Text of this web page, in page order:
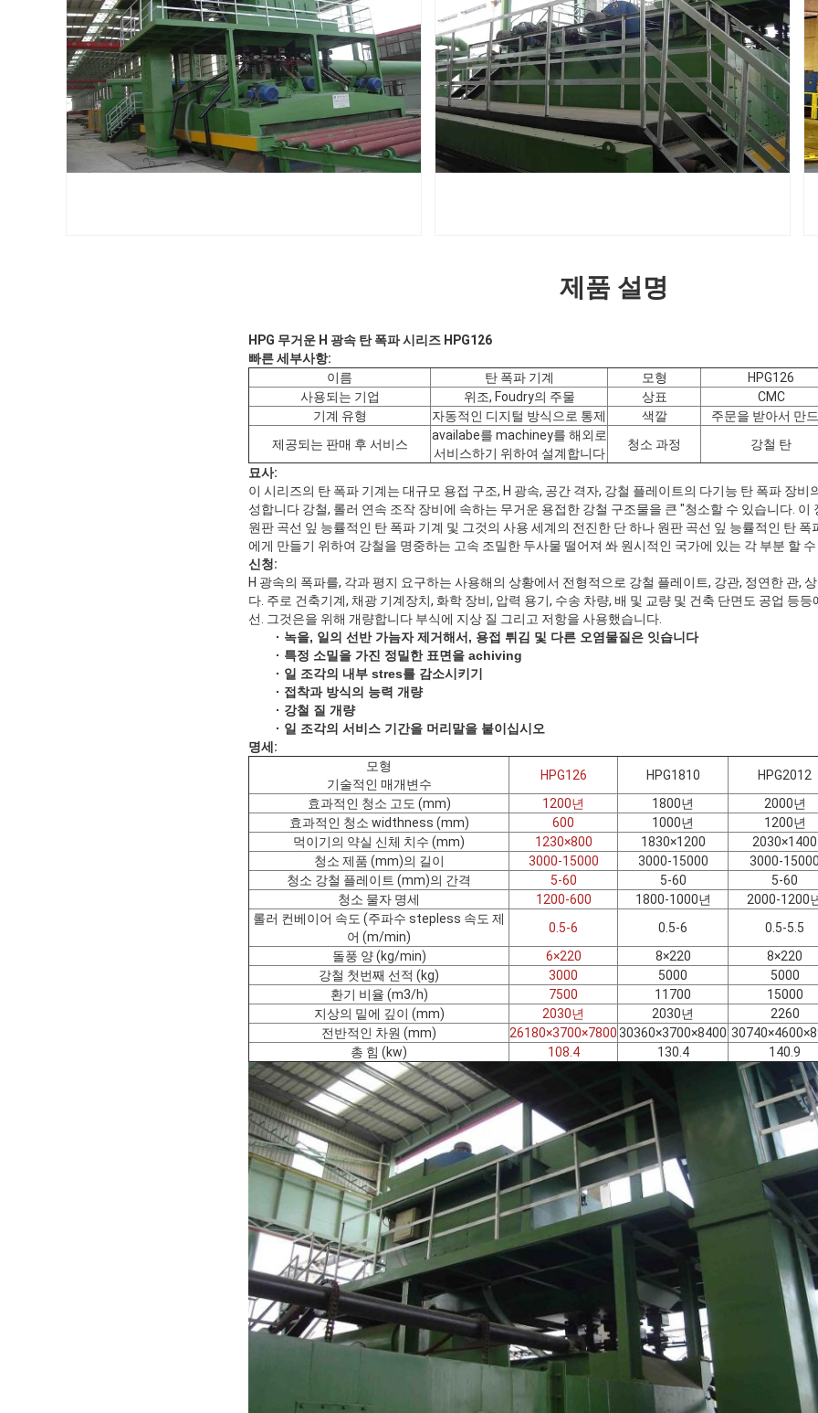
제품 설명
HPG 무거운 H 광속 탄 폭파 시리즈 HPG126
빠른 세부사항:
이름
탄 폭파 기계 모형
HPG126
사용되는 기업
위조, Foudry의 주물 상표
CMC
기계 유형
자동적인 디지털 방식으로 통제 색깔
주문을 받아서 만
제공되는 판매 후 서비스
availabe를 machiney를 해외로
서비스하기 위하여 설계합니다
청소 과정
강철 탄
묘사:
이 시리즈의 탄 폭파 기계는 대규모 용접 구조, H 광속, 공간 격자, 강철 플레이트의 다기능 탄 폭파 장비
성합니다 강철, 롤러 연속 조작 장비에 속하는 무거운 용접한 강철 구조물을 큰 "청소할 수 있습니다. 이
원판 곡선 잎 능률적인 탄 폭파 기계 및 그것의 사용 세계의 전진한 단 하나 원판 곡선 잎 능률적인 탄
에게 만들기 위하여 강철을 명중하는 고속 조밀한 두사물 떨어져 쏴 원시적인 국가에 있는 각 부분 할
신청:
H 광속의 폭파를, 각과 평지 요구하는 사용해의 상황에서 전형적으로 강철 플레이트, 강관, 정연한 관,
다. 주로 건축기계, 채광 기계장치, 화학 장비, 압력 용기, 수송 차량, 배 및 교량 및 건축 단면도 공업 등
선. 그것은을 위해 개량합니다 부식에 지상 질 그리고 저항을 사용했습니다.
· 녹을, 일의 선반 가늠자 제거해서, 용접 튀김 및 다른 오염물질은 잇습니다
· 특정 소밀을 가진 정밀한 표면을 achiving
· 일 조각의 내부 stres를 감소시키기
· 접착과 방식의 능력 개량
· 강철 질 개량
· 일 조각의 서비스 기간을 머리말을 붙이십시오
명세:
모형
기술적인 매개변수
HPG126 HPG1810
HPG2012
효과적인 청소 고도 (mm)
1200년 1800년
2000년
효과적인 청소 widthness (mm)
600 1000년
1200년
먹이기의 약실 신체 치수 (mm)
1230×800 1830×1200
2030×1400
청소 제품 (mm)의 길이
3000-15000 3000-15000
3000-
청소 강철 플레이트 (mm)의 간격
5-60 5-60
5-60
청소 물자 명세
1200-600 1800-1000년
2000-1200
롤러 컨베이어 속도 (주파수 stepless 속도 제
어 (m/min)
0.5-6 0.5-6
0.5-5.5
돌풍 양 (kg/min)
6×220 8×220
8×220
강철 첫번째 선적 (kg)
3000 5000
5000
환기 비율 (m3/h)
7500 11700
15000
지상의 밑에 깊이 (mm)
2030년 2030년
2260
전반적인 차원 (mm)
26180×3700×780030360×3700×8400
총 힘 (kw)
108.4 130.4 140.9